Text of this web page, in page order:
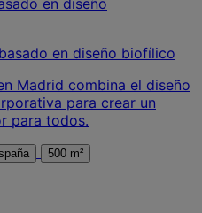
en diseño biofílico
Madrid combina el diseño
para crear un
para todos.
España 500 m²